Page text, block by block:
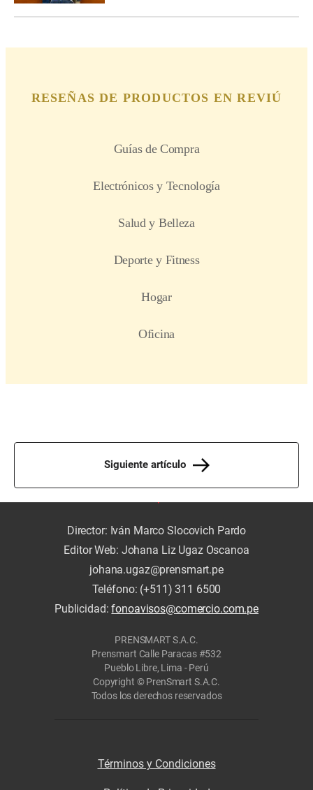
Siguiente artículo
Director: Iván Marco Slocovich Pardo
Editor Web: Johana Liz Ugaz Oscanoa
johana.ugaz@prensmart.pe
Teléfono: (+511) 311 6500
Publicidad:fonoavisos@comercio.com.pe
PRENSMART S.A.C.
Prensmart Calle Paracas #532
Pueblo Libre, Lima - Perú
Copyright © PrenSmart S.A.C.
Todos los derechos reservados
Términos y Condiciones